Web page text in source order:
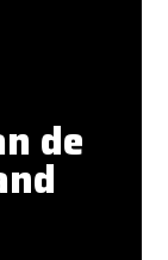
de